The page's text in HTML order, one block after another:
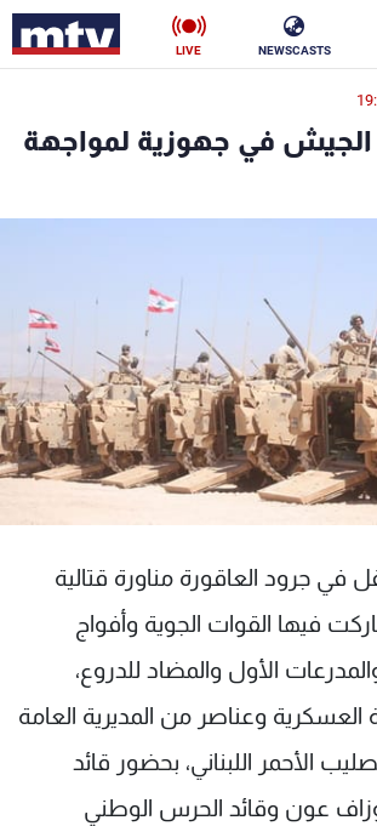
NEWSCASTS
LIVE
في جهوزية لمواجهة
في جرود العاقورة مناورة قتالية
فيها القوات الجوية وأفواج
الأول والمضاد للدروع،
العسكرية وعناصر من المديرية العامة
الأحمر اللبناني، بحضور قائد
عون وقائد الحرس الوطني
ناس
رياضة
وظائف
تواصل معنا
شروط الإسـتخدام
سياسة الخصوصية